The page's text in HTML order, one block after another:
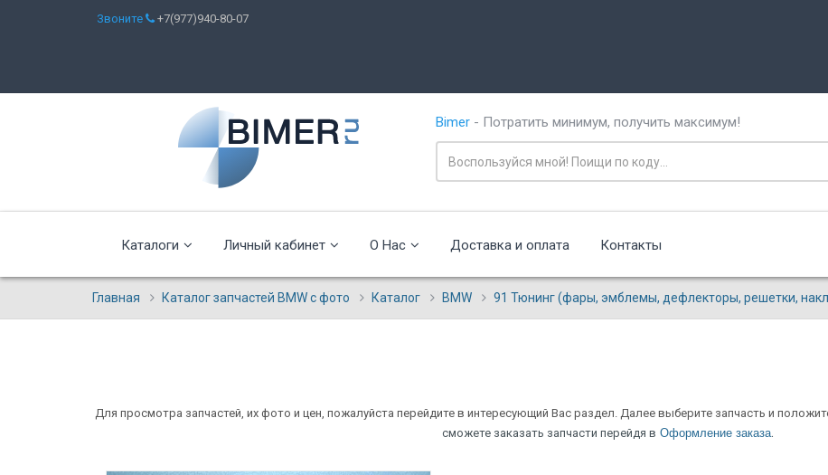
Звоните +7(977)940-80-07
Bimer - Потратить минимум, получить максимум!
Каталоги Личный кабинет О Нас Доставка и оплата Контакты
Главная Каталог запчастей BMW с фото Каталог BMW 91 Тюнинг (фары, эмблемы, дефлекторы, решетки,
Для просмотра запчастей, их фото и цен, пожалуйста перейдите в интересующий Вас раздел. Далее выберите запчасть и
сможете заказать запчасти перейдя в Оформление заказа.